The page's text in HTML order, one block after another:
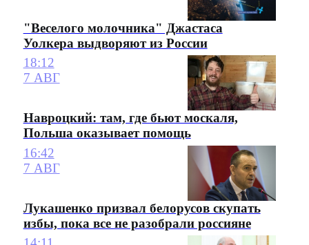
"Веселого молочника" Джастаса
Уолкера выдворяют из России
18:12
7 АВГ
Навроцкий: там, где бьют москаля,
Польша оказывает помощь
16:42
7 АВГ
Лукашенко призвал белорусов скупать
избы, пока все не разобрали россияне